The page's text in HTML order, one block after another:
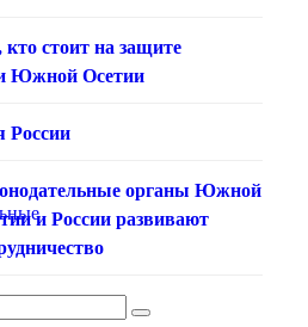
кто стоит на защите
Южной Осетии
России
органы Южной
и России развивают